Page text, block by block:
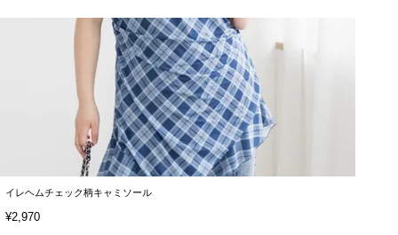
イレヘムチェック柄キャミソール
¥2,970